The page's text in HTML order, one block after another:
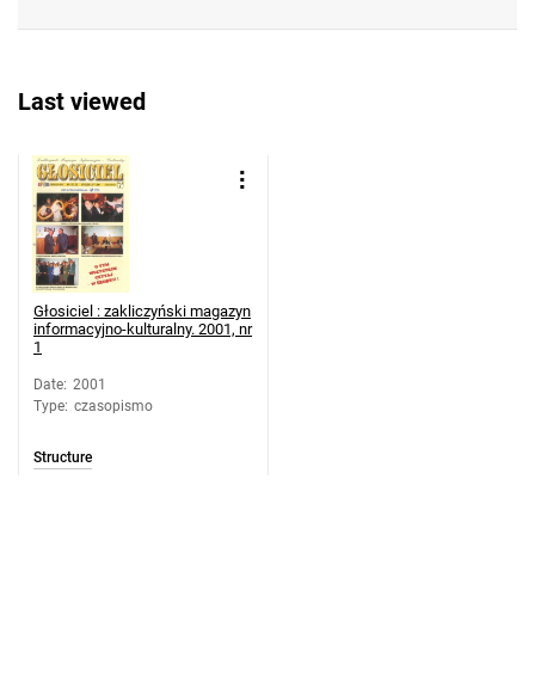
Last viewed
Głosiciel : zakliczyński magazyn
informacyjno-kulturalny. 2001, nr
1
Date: 2001
Type: czasopismo
Structure